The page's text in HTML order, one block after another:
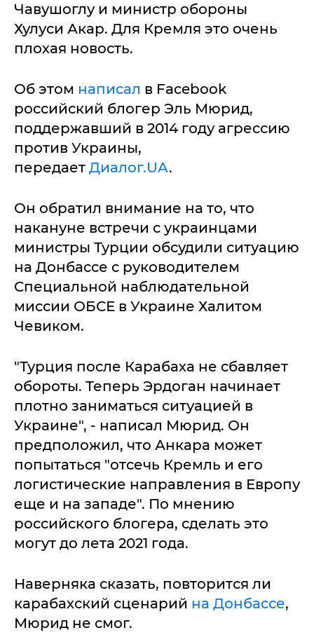
Чавушоглу и министр обороны
Хулуси Акар. Для Кремля это очень
плохая новость.
Об этом написал в Facebook
российский блогер Эль Мюрид,
поддержавший в 2014 году агрессию
против Украины,
передает Диалог.UA.
Он обратил внимание на то, что
накануне встречи с украинцами
министры Турции обсудили ситуацию
на Донбассе с руководителем
Специальной наблюдательной
миссии ОБСЕ в Украине Халитом
Чевиком.
"Турция после Карабаха не сбавляет
обороты. Теперь Эрдоган начинает
плотно заниматься ситуацией в
Украине", - написал Мюрид. Он
предположил, что Анкара может
попытаться "отсечь Кремль и его
логистические направления в Европу
еще и на западе". По мнению
российского блогера, сделать это
могут до лета 2021 года.
Наверняка сказать, повторится ли
карабахский сценарий на Донбассе,
Мюрид не смог.